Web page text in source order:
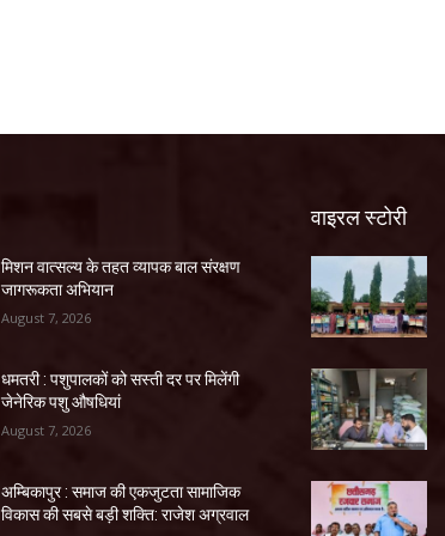
मिशन वात्सल्य के तहत व्यापक बाल संरक्षण
जागरूकता अभियान
August 7, 2026
धमतरी : पशुपालकों को सस्ती दर पर मिलेंगी
जेनेरिक पशु औषधियां
August 7, 2026
अम्बिकापुर : समाज की एकजुटता सामाजिक
विकास की सबसे बड़ी शक्ति: राजेश अग्रवाल
वाइरल स्टोरी